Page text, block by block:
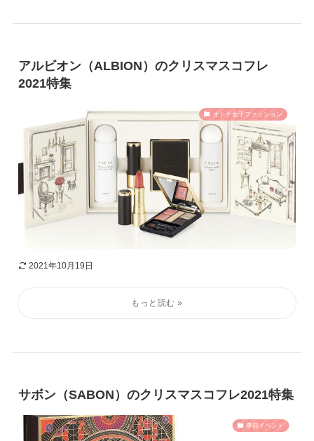
アルビオン（ALBION）のクリスマスコフレ
2021特集
オトナ女子ファッション
2021年10月19日
サボン（SABON）のクリスマスコフレ2021特集
季節イベント